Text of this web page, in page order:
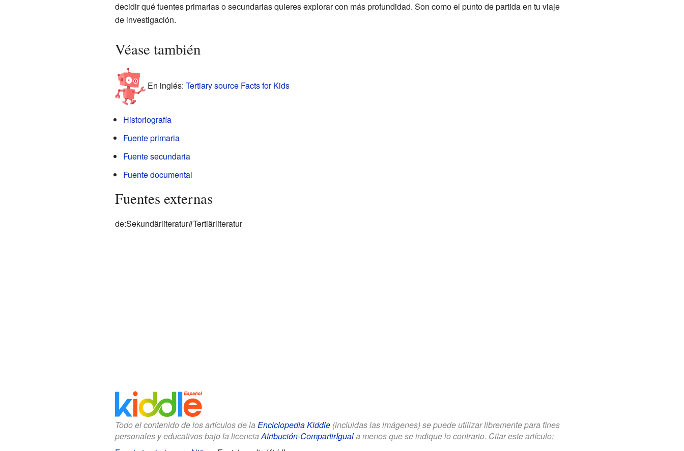
decidir qué fuentes primarias o secundarias quieres explorar con más profundidad. Son como el punto de partida en tu viaje
de investigación.
Véase también
En inglés: Tertiary source Facts for Kids
Historiografía
Fuente primaria
Fuente secundaria
Fuente documental
Fuentes externas
de:Sekundärliteratur#Tertiärliteratur
Todo el contenido de los artículos de la Enciclopedia Kiddle(incluidas las imágenes) se puede utilizar libremente para fines
personales y educativos bajo la licenciaAtribución-CompartirIguala menos que se indique lo contrario. Citar este artículo: